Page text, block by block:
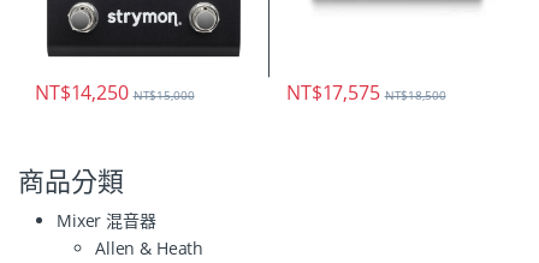
NT$14,250 NT$15,000 NT$17,575 NT$18,500
商品分類
Mixer 混音器
Allen & Heath